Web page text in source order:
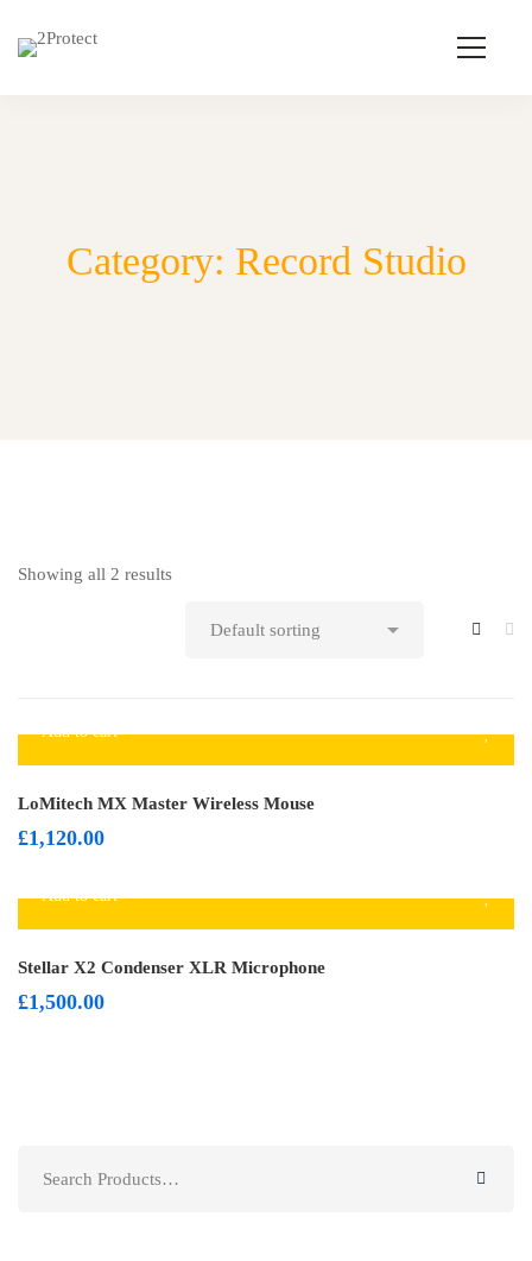
Category: Record Studio
Showing all 2 results
Add to cart
LoMitech MX Master Wireless Mouse
£1,120.00
Add to cart
Stellar X2 Condenser XLR Microphone
£1,500.00